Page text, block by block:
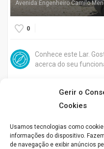
Gerir o
Cookies
Usamos tecnologias como
informações do dispositivo.
de navegação e exibir anúncios
Avenida Engenheiro Camilo
0
Conhece este Lar.
acerca do seu